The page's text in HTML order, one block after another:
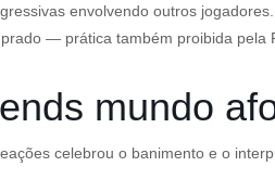
envolvendo outros
— prática também proibida pela
mundo
celebrou o banimento e o